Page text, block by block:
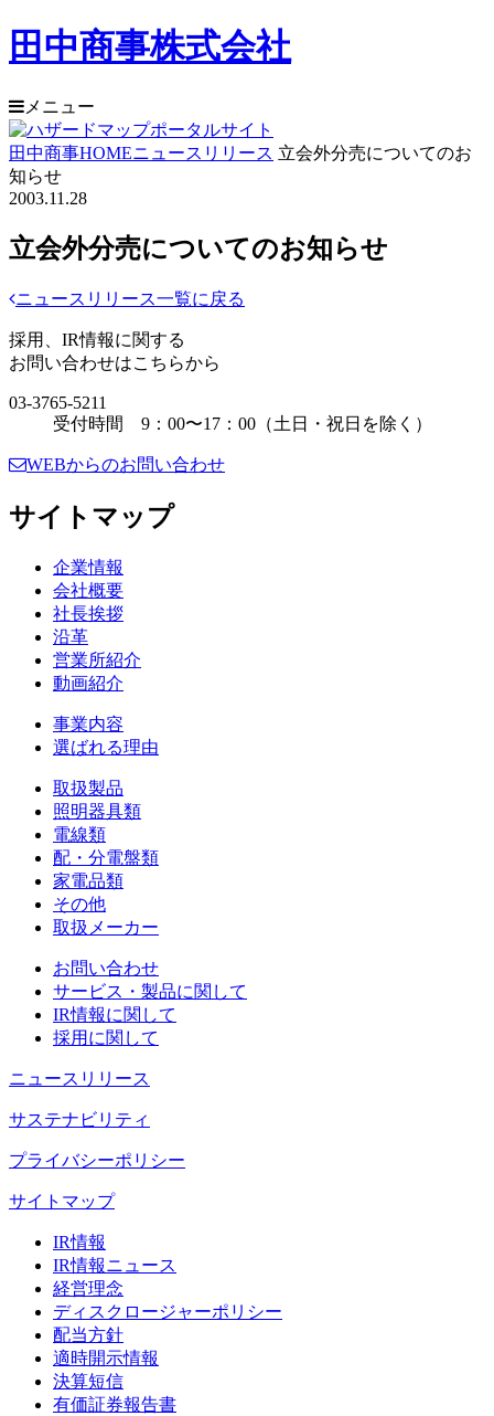
田中商事株式会社
メニュー
田中商事HOMEニュースリリース 立会外分売についてのお
知らせ
2003.11.28
立会外分売についてのお知らせ
ニュースリリース一覧に戻る
採用、IR情報に関する
お問い合わせはこちらから
03-3765-5211
受付時間 9：00〜17：00（土日・祝日を除く）
WEBからのお問い合わせ
サイトマップ
企業情報
会社概要
社長挨拶
沿革
営業所紹介
動画紹介
事業内容
選ばれる理由
取扱製品
照明器具類
電線類
配・分電盤類
家電品類
その他
取扱メーカー
お問い合わせ
サービス・製品に関して
IR情報に関して
採用に関して
ニュースリリース
サステナビリティ
プライバシーポリシー
サイトマップ
IR情報
IR情報ニュース
経営理念
ディスクロージャーポリシー
配当方針
適時開示情報
決算短信
有価証券報告書